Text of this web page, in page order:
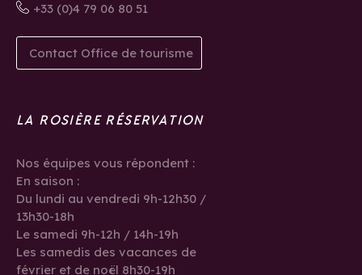
+33 (0)4 79 06 80 51
Contact Office de tourisme
LA ROSIÈRE RÉSERVATION
Nos équipes vous répondent :
En saison :
Du lundi au vendredi 9h-12h30 /
13h30-18h
Le samedi 9h-12h / 14h-19h
Les samedis des vacances de
février et de noël 8h30-19h